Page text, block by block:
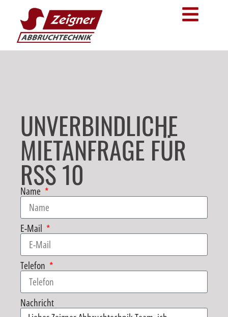
UNVERBINDLICHE
MIETANFRAGE FÜR
RSS 10
Name
E-Mail
Telefon
Nachricht